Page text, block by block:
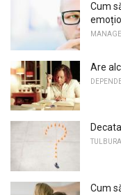
Cum
Are
Cum